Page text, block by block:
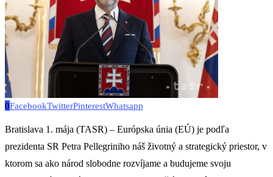
0FacebookTwitterPinterestWhatsapp
Bratislava 1. mája (TASR) – Európska únia (EÚ) je podľa
prezidenta SR Petra Pellegriniho náš životný a strategický priestor, v
ktorom sa ako národ slobodne rozvíjame a budujeme svoju